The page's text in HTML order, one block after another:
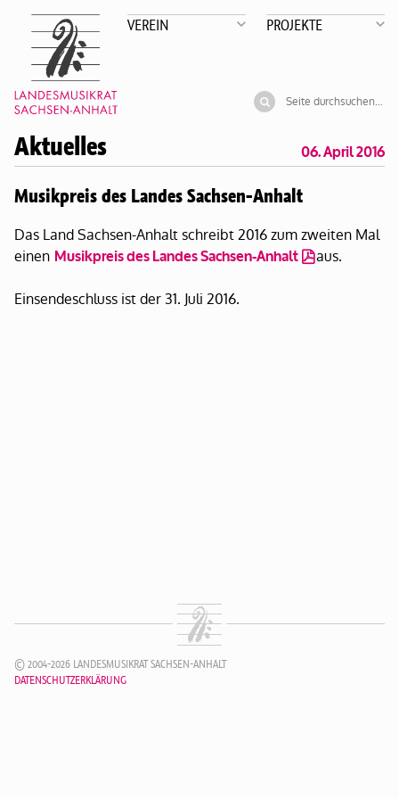
VEREIN PROJEKTE
Aktuelles 06. April 2016
Musikpreis des Landes Sachsen-Anhalt
Das Land Sachsen-Anhalt schreibt 2016 zum zweiten Mal
einen Musikpreis des Landes Sachsen-Anhalt aus.
Einsendeschluss ist der 31. Juli 2016.
© 2004-2026 LANDESMUSIKRAT SACHSEN-ANHALT
DATENSCHUTZERKLÄRUNG